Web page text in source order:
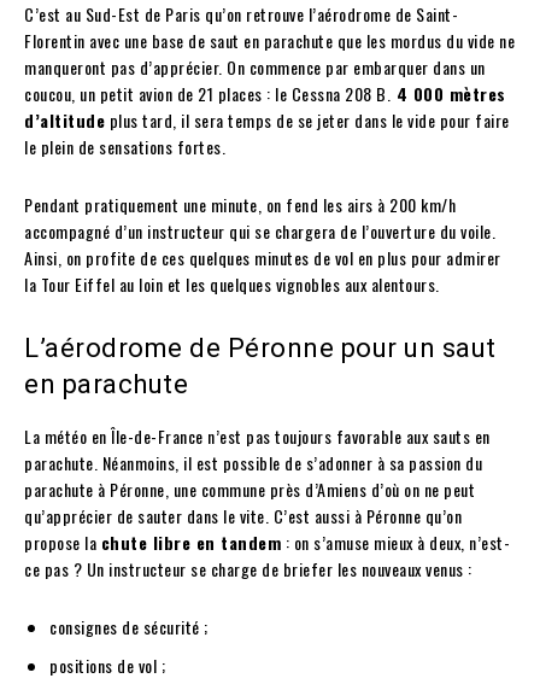
C’est au Sud-Est de Paris qu’on retrouve l’aérodrome de Saint-
Florentin avec une base de saut en parachute que les mordus du vide ne
manqueront pas d’apprécier. On commence par embarquer dans un
coucou, un petit avion de 21 places : le Cessna 208 B. 4 000 mètres
d’altitude plus tard, il sera temps de se jeter dans le vide pour faire
le plein de sensations fortes.
Pendant pratiquement une minute, on fend les airs à 200 km/h
accompagné d’un instructeur qui se chargera de l’ouverture du voile.
Ainsi, on profite de ces quelques minutes de vol en plus pour admirer
la Tour Eiffel au loin et les quelques vignobles aux alentours.
L’aérodrome de Péronne pour un saut
en parachute
La météo en Île-de-France n’est pas toujours favorable aux sauts en
parachute. Néanmoins, il est possible de s’adonner à sa passion du
parachute à Péronne, une commune près d’Amiens d’où on ne peut
qu’apprécier de sauter dans le vite. C’est aussi à Péronne qu’on
propose la chute libre en tandem : on s’amuse mieux à deux, n’est-
ce pas ? Un instructeur se charge de briefer les nouveaux venus :
consignes de sécurité ;
positions de vol ;